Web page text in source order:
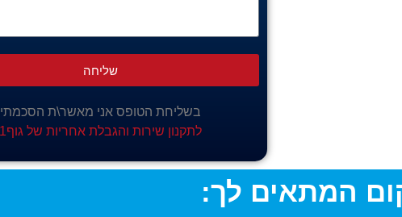
שליחה
בשליחת הטופס אני מאשר\ת הסכמתי
לתקנון שירות והגבלת אחריות של גוף1
המתאים לך: